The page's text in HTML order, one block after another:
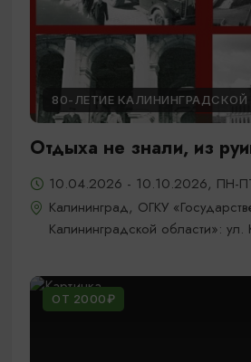
80-ЛЕТИЕ
Отдыха не знали, из
10.04.2026 - 10.10.2026, ПН-
Калининград, ОГКУ
Калининградской области»:
ОТ 2000₽